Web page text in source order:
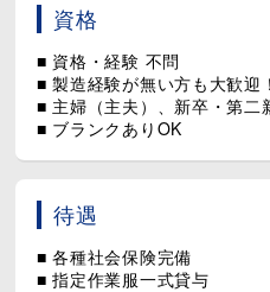
エレカや台車を使用し、そ
す。
エレカとはモーターとバッテ
こと！
まるでゴーカートのような運
資格
■ 資格・経験 不問
■ 製造経験が無い方も大歓迎！
■ 主婦（主夫）、新卒・第二
■ ブランクありOK
待遇
■ 各種社会保険完備
■ 指定作業服一式貸与